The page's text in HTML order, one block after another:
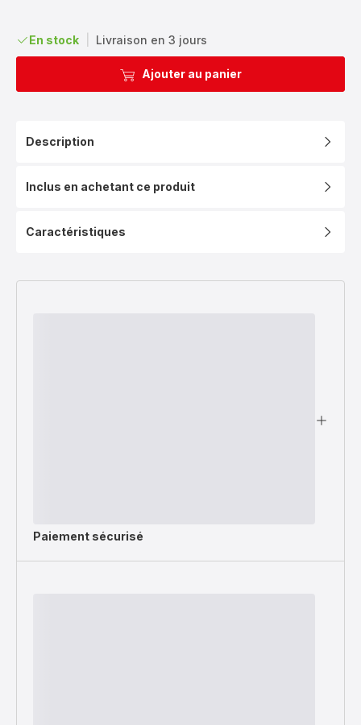
En stock Livraison en 3 jours
Ajouter au panier
Description
Inclus en achetant ce produit
Caractéristiques
Paiement sécurisé